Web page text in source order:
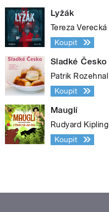
Lyžák
Tereza Verecká
Koupit
Sladké Česko
Patrik Rozehnal
Koupit
Mauglí
Rudyard Kipling
Koupit